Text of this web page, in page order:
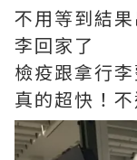
不用等到結
李回家了
檢疫跟拿行
真的超快！